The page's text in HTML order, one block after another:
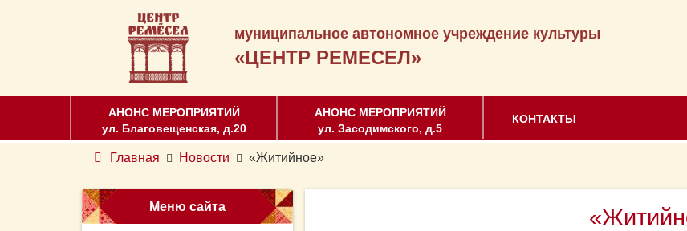
муниципальное автономное учреждение культуры
«ЦЕНТР РЕМЕСЕЛ»
АНОНС МЕРОПРИЯТИЙ
ул. Благовещенская, д.20
АНОНС МЕРОПРИЯТИЙ
ул. Засодимского, д.5
КОНТАКТЫ
Главная Новости «Житийное»
Меню сайта